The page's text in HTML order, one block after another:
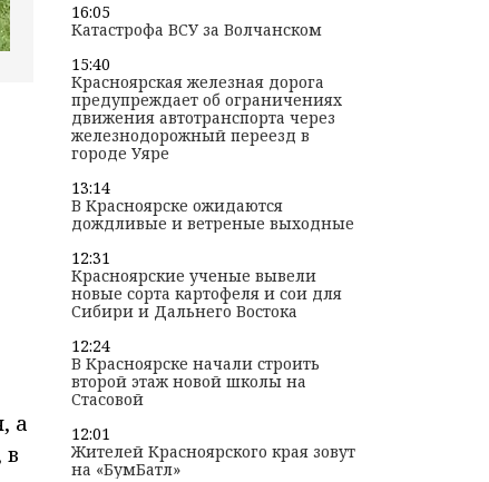
а
в
16:05
Катастрофа ВСУ за Волчанском
15:40
Красноярская железная дорога
предупреждает об ограничениях
движения автотранспорта через
железнодорожный переезд в
городе Уяре
13:14
В Красноярске ожидаются
дождливые и ветреные выходные
12:31
Красноярские ученые вывели
новые сорта картофеля и сои для
Сибири и Дальнего Востока
12:24
В Красноярске начали строить
второй этаж новой школы на
Стасовой
12:01
Жителей Красноярского края зовут
на «БумБатл»